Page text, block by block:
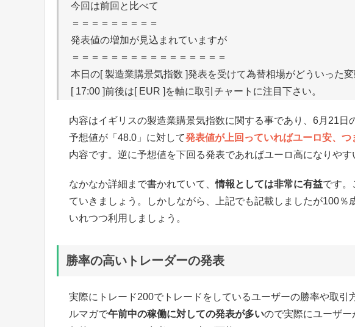
今回は前回と比べて
＝＝＝＝＝＝＝＝＝
発表値の増加が見込まれていますが
＝＝＝＝＝＝＝＝＝＝＝＝＝＝＝＝
本日の[ 製造業購景気指数 ]発表を受けて為替相場がどういった
[ 17:00 ]前後は[ EUR ]を軸に取引チャートに注目下さい。
内容はイギリスの製造業購景気指数に関する事であり、6月21日
予想値が「48.0」に対して発表値が上回っていればユーロ安、
内容です。逆に予想値を下回る発表であればユーロ高になりやす
なかなか詳細まで書かれていて、情報としては非常に有益です。
ていきましょう。しかしながら、上記でも記載しましたが100％
いれつつ利用しましょう。
勝率の高いトレーダーの発表
実際にトレード200でトレードをしているユーザーの勝率や取引
ルマガで午前中の稼働に対しての発表が多いので実際にユーザ